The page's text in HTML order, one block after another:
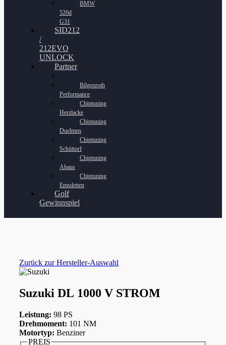
BMW
520d
G31
SID212
/
212EVO
UNLOCK
Partner
Bilgenroth
Performance
Chiptuning
Herzlacke
Chiptuning
Duelmen
Chiptuning
Schüttorf
Chiptuning
Ahaus
Chiptuning
Emsdetten
Golf
Gewinnspiel
Zurück zur Hersteller-Auswahl
Suzuki DL 1000 V STROM
Leistung: 98 PS
Drehmoment: 101 NM
Motortyp: Benziner
PREIS